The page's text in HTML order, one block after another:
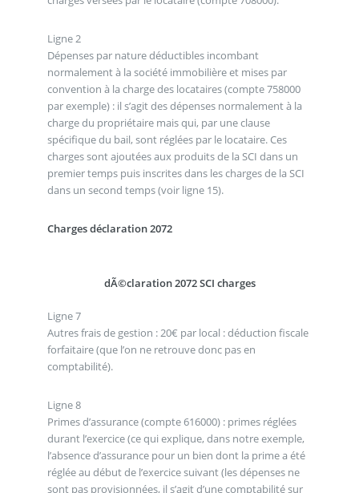
Ligne 2
Dépenses par nature déductibles incombant
normalement à la société immobilière et mises par
convention à la charge des locataires (compte 758000
par exemple) : il s’agit des dépenses normalement à la
charge du propriétaire mais qui, par une clause
spécifique du bail, sont réglées par le locataire. Ces
charges sont ajoutées aux produits de la SCI dans un
premier temps puis inscrites dans les charges de la SCI
dans un second temps (voir ligne 15).
Charges déclaration 2072
dÃ©claration 2072 SCI charges
Ligne 7
Autres frais de gestion : 20€ par local : déduction fiscale
forfaitaire (que l’on ne retrouve donc pas en
comptabilité).
Ligne 8
Primes d’assurance (compte 616000) : primes réglées
durant l’exercice (ce qui explique, dans notre exemple,
l’absence d’assurance pour un bien dont la prime a été
réglée au début de l’exercice suivant (les dépenses ne
sont pas provisionnées, il s’agit d’une comptabilité sur